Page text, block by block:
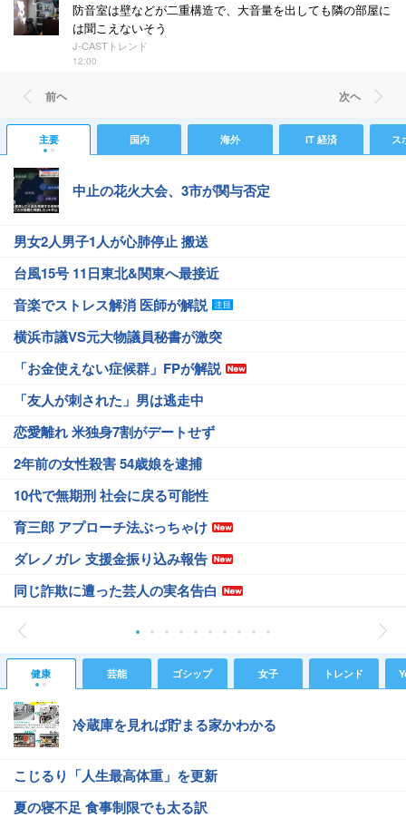
防音室は壁などが二重構造で、大音量を出しても隣の部屋に
は聞こえないそう
J-CASTトレンド
12:00
前ヘ 次ヘ
主要 国内 海外 IT 経済 ス
中止の花火大会、3市が関与否定
男女2人男子1人が心肺停止 搬送
台風15号 11日東北&関東へ最接近
音楽でストレス解消 医師が解説
横浜市議VS元大物議員秘書が激突
「お金使えない症候群」FPが解説
「友人が刺された」男は逃走中
恋愛離れ 米独身7割がデートせず
2年前の女性殺害 54歳娘を逮捕
10代で無期刑 社会に戻る可能性
育三郎 アプローチ法ぶっちゃけ
ダレノガレ 支援金振り込み報告
同じ詐欺に遭った芸人の実名告白
健康 芸能 ゴシップ 女子 トレンド
冷蔵庫を見れば貯まる家かわかる
こじるり「人生最高体重」を更新
夏の寝不足 食事制限でも太る訳